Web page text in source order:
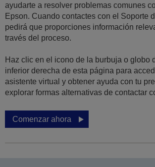
ayudarte a resolver problemas comunes
Epson. Cuando contactes con el Soporte
pedirá que proporciones información
través del proceso.
Haz clic en el icono de la burbuja o globo
inferior derecha de esta página para
asistente virtual y obtener ayuda con tu
explorar formas alternativas de contactar
Comenzar ahora